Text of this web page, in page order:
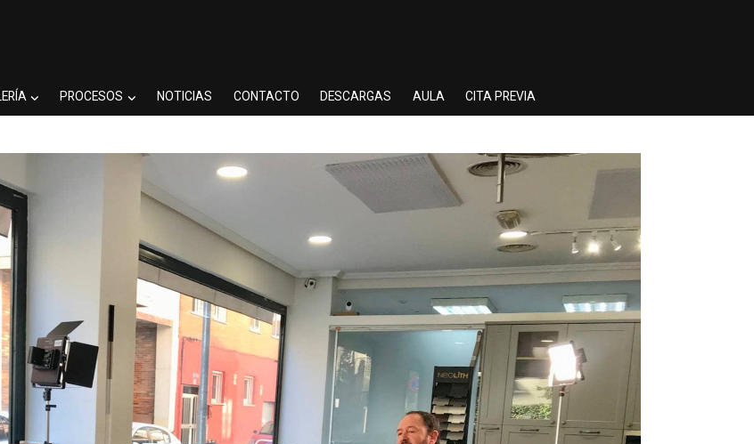
PROCESOS NOTICIAS CONTACTO DESCARGAS AULA CITA PREVIA